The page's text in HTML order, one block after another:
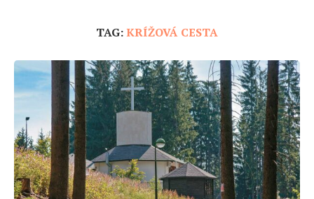
TAG:KRÍŽOVÁ CESTA